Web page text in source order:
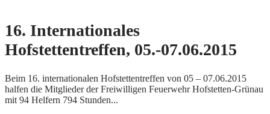
16. Internationales
Hofstettentreffen, 05.-07.06.2015
Beim 16. internationalen Hofstettentreffen von 05 – 07.06.2015
halfen die Mitglieder der Freiwilligen Feuerwehr Hofstetten-Grünau
mit 94 Helfern 794 Stunden...